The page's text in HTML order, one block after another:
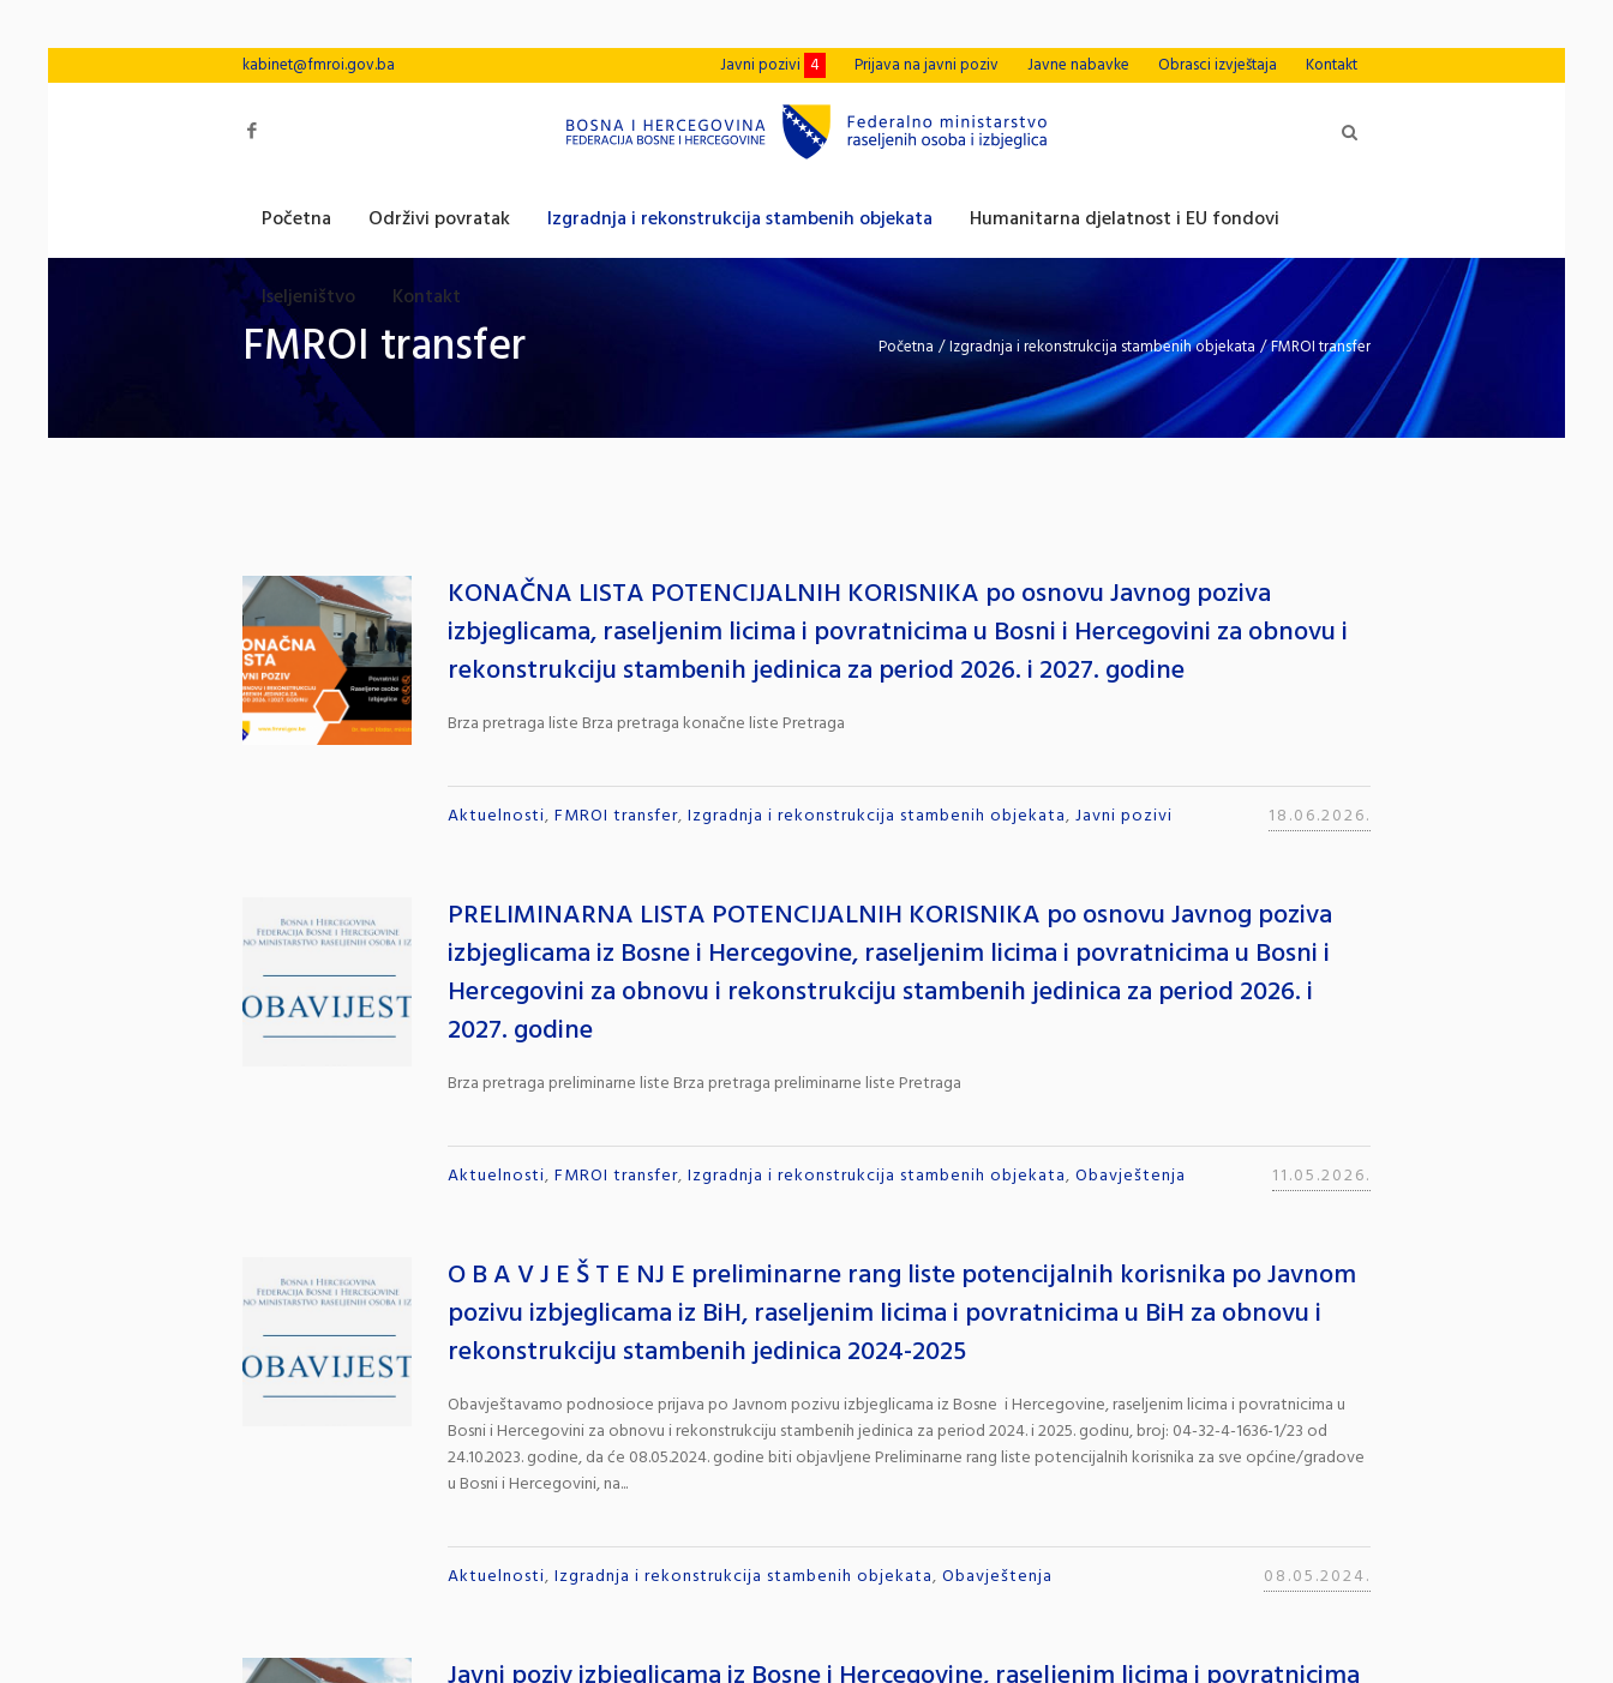
Javni pozivi 4 Prijava na javni poziv Javne nabavke Obrasci izvještaja Kontakt
kabinet@fmroi.gov.ba
Početna Održivi povratak Izgradnja i rekonstrukcija stambenih objekata Humanitarna djelatnost i EU fondovi
Iseljeništvo Kontakt
FMROI transfer Početna /Izgradnja i rekonstrukcija stambenih objekata /FMROI transfer
KONAČNA LISTA POTENCIJALNIH KORISNIKA po osnovu Javnog poziva
izbjeglicama, raseljenim licima i povratnicima u Bosni i Hercegovini za obnovu i
rekonstrukciju stambenih jedinica za period 2026. i 2027. godine
Brza pretraga liste Brza pretraga konačne liste Pretraga
Aktuelnosti, FMROI transfer, Izgradnja i rekonstrukcija stambenih objekata, Javni pozivi 18.06.2026.
PRELIMINARNA LISTA POTENCIJALNIH KORISNIKA po osnovu Javnog poziva
izbjeglicama iz Bosne i Hercegovine, raseljenim licima i povratnicima u Bosni i
Hercegovini za obnovu i rekonstrukciju stambenih jedinica za period 2026. i
2027. godine
Brza pretraga preliminarne liste Brza pretraga preliminarne liste Pretraga
Aktuelnosti, FMROI transfer, Izgradnja i rekonstrukcija stambenih objekata, Obavještenja 11.05.2026.
O B A V J E Š T E NJ E preliminarne rang liste potencijalnih korisnika po Javnom
pozivu izbjeglicama iz BiH, raseljenim licima i povratnicima u BiH za obnovu i
rekonstrukciju stambenih jedinica 2024-2025
Obavještavamo podnosioce prijava po Javnom pozivu izbjeglicama iz Bosne i Hercegovine, raseljenim licima i povratnicima u
Bosni i Hercegovini za obnovu i rekonstrukciju stambenih jedinica za period 2024. i 2025. godinu, broj: 04-32-4-1636-1/23 od
24.10.2023. godine, da će 08.05.2024. godine biti objavljene Preliminarne rang liste potencijalnih korisnika za sve općine/gradove
u Bosni i Hercegovini, na...
Aktuelnosti, Izgradnja i rekonstrukcija stambenih objekata, Obavještenja 08.05.2024.